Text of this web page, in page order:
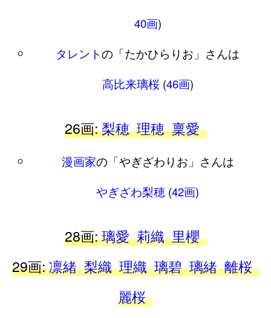
40画)
タレントの「たかひらりお」さんは
高比来璃桜(46画)
26画:梨穂 理穂 稟愛
漫画家の「やぎざわりお」さんは
やぎざわ梨穂 (42画)
28画:璃愛 莉織 里櫻
29画:凛緒 梨織 理織 璃碧 璃緒 離桜
麗桜